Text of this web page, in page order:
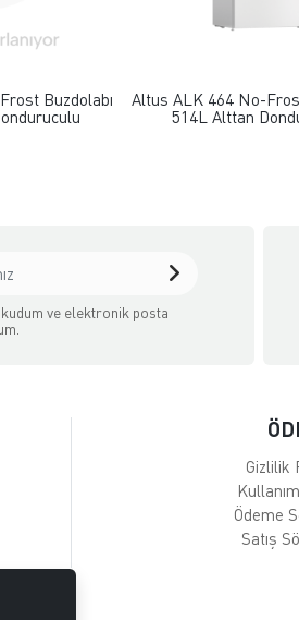
EKLE
Buzdolabı
Altus ALK 464 No-
514L Alttan
ve elektronik posta
Gizlilik
Ödeme
Satış